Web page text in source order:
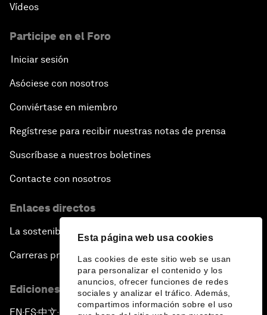
Esta página web usa cookies
Las cookies de este sitio web se usan
para personalizar el contenido y los
anuncios, ofrecer funciones de redes
sociales y analizar el tráfico. Además,
compartimos información sobre el uso
Vídeos
Participe en el Foro
Iniciar sesión
Asóciese con nosotros
Conviértase en miembro
Regístrese para recibir nuestras notas de prensa
Suscríbase a nuestros boletines
Contacte con nosotros
Enlaces directos
La sostenibilidad en el Foro
Carreras profesionales
Ediciones en otros idiomas
EN ▪ ES▪中文▪ 日本語